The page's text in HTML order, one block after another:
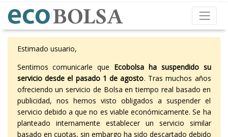
Estimado usuario,
Sentimos comunicarle que Ecobolsa ha suspendido su
servicio desde el pasado 1 de agosto. Tras muchos años
ofreciendo un servicio de Bolsa en tiempo real basado en
publicidad, nos hemos visto obligados a suspender el
servicio debido a que no es viable económicamente. Se ha
planteado internamente establecer un servicio similar
basado en cuotas, sin embargo ha sido descartado debido